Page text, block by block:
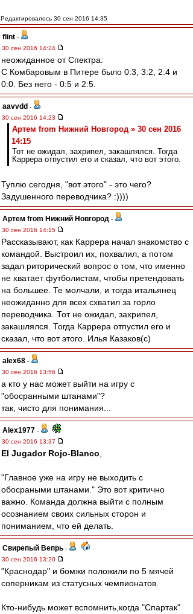
Редактировалось 30 сен 2016 14:35
flint -
30 сен 2016 14:24
неожиданное от Спектра:
С Комбаровым в Питере было 0:3, 3:2, 2:4 и
0:0. Без него - 0:5 и 2:5.
aavvdd -
30 сен 2016 14:23
Артем from Нижний Новгород » 30 сен 2016
14:15
Тот не ожидал, захрипел, закашлялся. Тогда
Каррера отпустил его и сказал, что вот этого.
Туплю сегодня, "вот этого" - это чего?
Задушенного переводчика? :))))
Артем from Нижний Новгород -
30 сен 2016 14:15
Рассказывают, как Каррера начал знакомство с
командой. Выстроил их, похвалил, а потом
задал риторический вопрос о том, что именно
не хватает футболистам, чтобы претендовать
на большее. Те молчали, и тогда итальянец
неожиданно для всех схватил за горло
переводчика. Тот не ожидал, захрипел,
закашлялся. Тогда Каррера отпустил его и
сказал, что вот этого. Илья Казаков(с)
alex68 -
30 сен 2016 13:56
а кто у нас может выйти на игру с
"обосранными штанами"?
так, чисто для понимания...
Alex1977 -
30 сен 2016 13:37
El Jugador Rojo-Blanco
"Главное уже на игру не выходить с
обосраными штанами." Это вот критично
важно. Команда должна выйти с полным
осознанием своих сильных сторон и
пониманием, что ей делать.
Свирепый Вепрь -
30 сен 2016 13:20
"Краснодар" и бомжи положили по 5 мячей
соперникам из статусных чемпионатов.
Кто-нибудь может вспомнить,когда "Спартак"